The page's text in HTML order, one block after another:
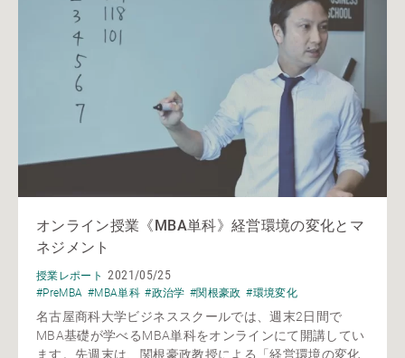
オンライン授業《MBA単科》経営環境の変化とマ
ネジメント
授業レポート 2021/05/25
#PreMBA #MBA単科 #政治学 #関根豪政 #環境変化
名古屋商科大学ビジネススクールでは、週末2日間で
MBA基礎が学べるMBA単科をオンラインにて開講してい
ます。先週末は、関根豪政教授による「経営環境の変化